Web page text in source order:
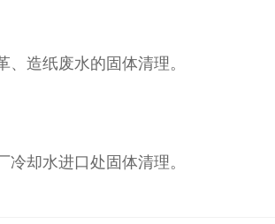
造纸废水的固体清理。
却水进口处固体清理。